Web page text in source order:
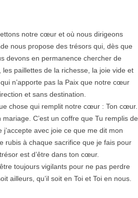
notre cœur et où nous dirigeons
nous propose des trésors qui, dès que
devons en permanence chercher de
paillettes de la richesse, la joie vide et
n’apporte pas la Paix que notre cœur
et sans destination.
chose qui remplit notre cœur : Ton cœur.
C’est un coffre que Tu remplis de
avec joie ce que me dit mon
rubis à chaque sacrifice que je fais pour
est d’être dans ton cœur.
toujours vigilants pour ne pas perdre
ailleurs, qu’il soit en Toi et Toi en nous.